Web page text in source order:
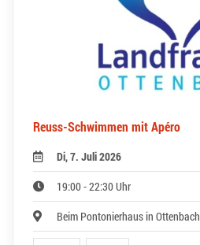
Reuss-Schwimmen mit Apéro
Di, 7. Juli 2026
19:00 - 22:30 Uhr
Beim Pontonierhaus in Ottenbach